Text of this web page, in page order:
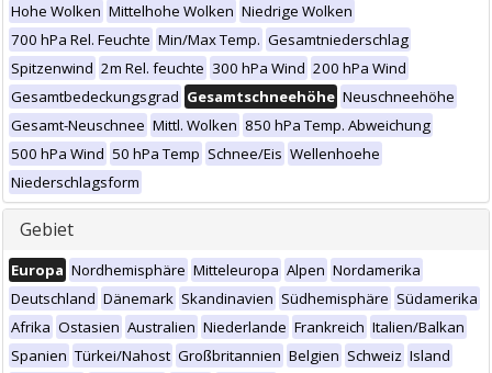
Hohe Wolken Mittelhohe Wolken Niedrige Wolken
700 hPa Rel. Feuchte Min/Max Temp. Gesamtniederschlag
Spitzenwind 2m Rel. feuchte 300 hPa Wind 200 hPa Wind
Gesamtbedeckungsgrad Gesamtschneehöhe Neuschneehöhe
Gesamt-Neuschnee Mittl. Wolken 850 hPa Temp. Abweichung
500 hPa Wind 50 hPa Temp Schnee/Eis Wellenhoehe
Niederschlagsform
Gebiet
Europa Nordhemisphäre Mitteleuropa Alpen Nordamerika
Deutschland Dänemark Skandinavien Südhemisphäre Südamerika
Afrika Ostasien Australien Niederlande Frankreich Italien/Balkan
Spanien Türkei/Nahost Großbritannien Belgien Schweiz Island